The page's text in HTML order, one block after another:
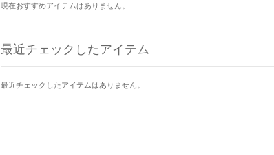
現在おすすめアイテムはありません。
最近チェックしたアイテム
最近チェックしたアイテムはありません。